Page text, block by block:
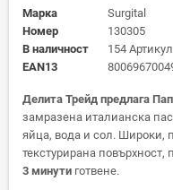
Марка
Surgital
Номер
130305
В наличност
154
EAN13
Делита Трейд предлага
замразена италианска
яйца, вода и сол. Широки,
текстурирана повърхност,
3 минути готвене.